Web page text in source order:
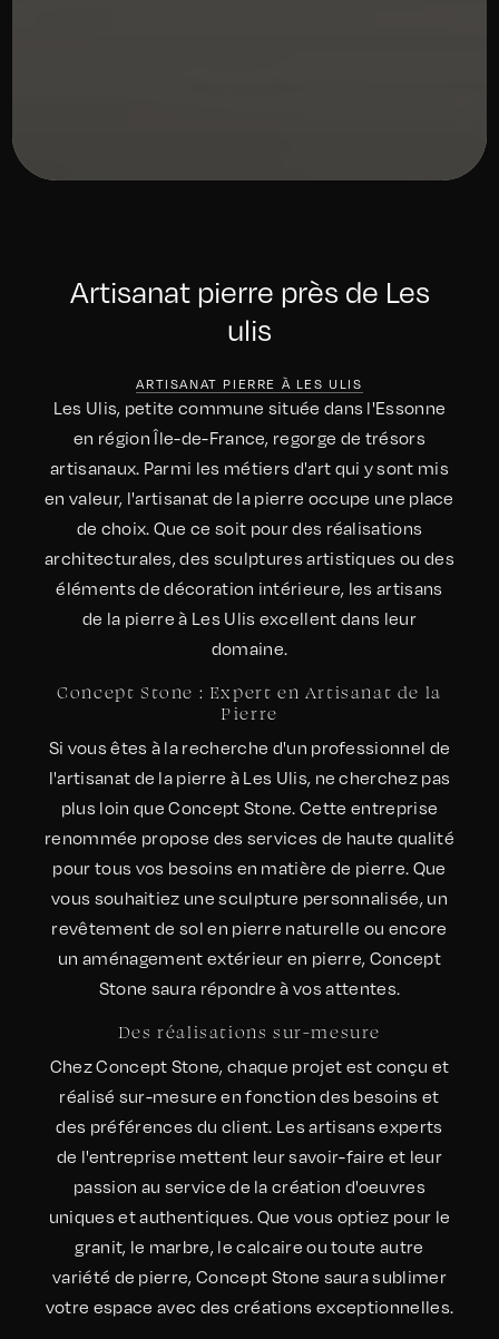
Artisanat pierre près de Les
ulis
ARTISANAT PIERRE À LES ULIS
Les Ulis, petite commune située dans l'Essonne
en région Île-de-France, regorge de trésors
artisanaux. Parmi les métiers d'art qui y sont mis
en valeur, l'artisanat de la pierre occupe une place
de choix. Que ce soit pour des réalisations
architecturales, des sculptures artistiques ou des
éléments de décoration intérieure, les artisans
de la pierre à Les Ulis excellent dans leur
domaine.
Concept Stone : Expert en Artisanat de la
Pierre
Si vous êtes à la recherche d'un professionnel de
l'artisanat de la pierre à Les Ulis, ne cherchez pas
plus loin que Concept Stone. Cette entreprise
renommée propose des services de haute qualité
pour tous vos besoins en matière de pierre. Que
vous souhaitiez une sculpture personnalisée, un
revêtement de sol en pierre naturelle ou encore
un aménagement extérieur en pierre, Concept
Stone saura répondre à vos attentes.
Des réalisations sur-mesure
Chez Concept Stone, chaque projet est conçu et
réalisé sur-mesure en fonction des besoins et
des préférences du client. Les artisans experts
de l'entreprise mettent leur savoir-faire et leur
passion au service de la création d'oeuvres
uniques et authentiques. Que vous optiez pour le
granit, le marbre, le calcaire ou toute autre
variété de pierre, Concept Stone saura sublimer
votre espace avec des créations exceptionnelles.